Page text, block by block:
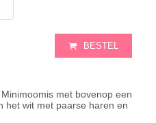
BESTEL
met bovenop een
het wit met paarse haren en